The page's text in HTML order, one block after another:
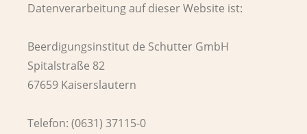
Datenverarbeitung auf dieser Website ist:
Beerdigungsinstitut de Schutter GmbH
Spitalstraße 82
67659 Kaiserslautern
Telefon: (0631) 37115-0